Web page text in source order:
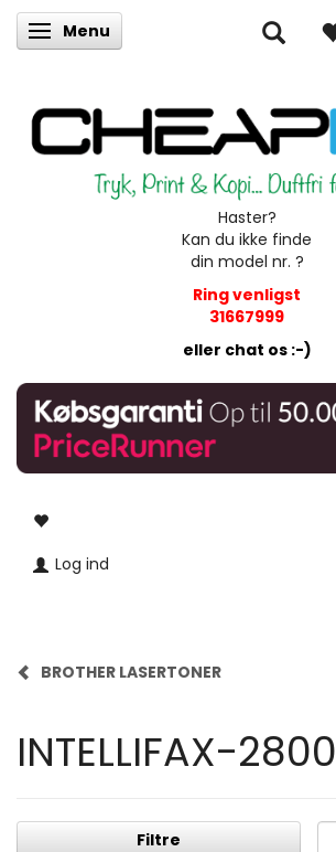
Skifte navigation
Menu
Haster?
Kan du ikke finde
din model nr. ?
Ring venligst
31667999
eller chat os :-)
Log ind
BROTHER LASERTONER
INTELLIFAX-2800
Filtre